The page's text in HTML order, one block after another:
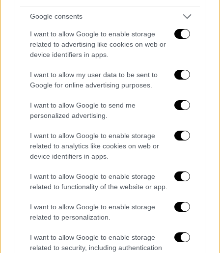
Google consents
I want to allow Google to enable storage
related to advertising like cookies on web or
device identifiers in apps.
I want to allow my user data to be sent to
Google for online advertising purposes.
I want to allow Google to send me
personalized advertising.
I want to allow Google to enable storage
related to analytics like cookies on web or
device identifiers in apps.
I want to allow Google to enable storage
related to functionality of the website or app.
I want to allow Google to enable storage
related to personalization.
I want to allow Google to enable storage
related to security, including authentication
Πάγωσε το «Καραϊσκάκης»:
Σοκαριστικός τραυματισμός του Διούδη
(pics)
Παγωμάρα στο «Γ. Καραϊσκάκης» με τον
Σωκράτη Διούδη να χτυπάει άσχημα σε
γονατιά που δέχτηκε από τον Μπίμπαρς
Νάτχο, που έπεσε με προβολή για να
κίπερ των «πράσινων»